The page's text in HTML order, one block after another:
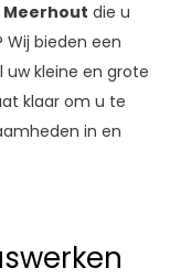
Meerhout die u
Wij bieden een
uw kleine en grote
klaar om u te
in en